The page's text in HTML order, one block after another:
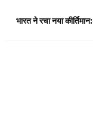
भारत ने रचा नया